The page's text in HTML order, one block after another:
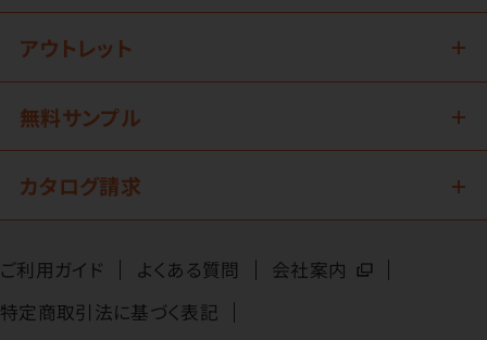
アウトレット
無料サンプル
カタログ請求
ご利用ガイド よくある質問
会社案内
特定商取引法に基づく表記